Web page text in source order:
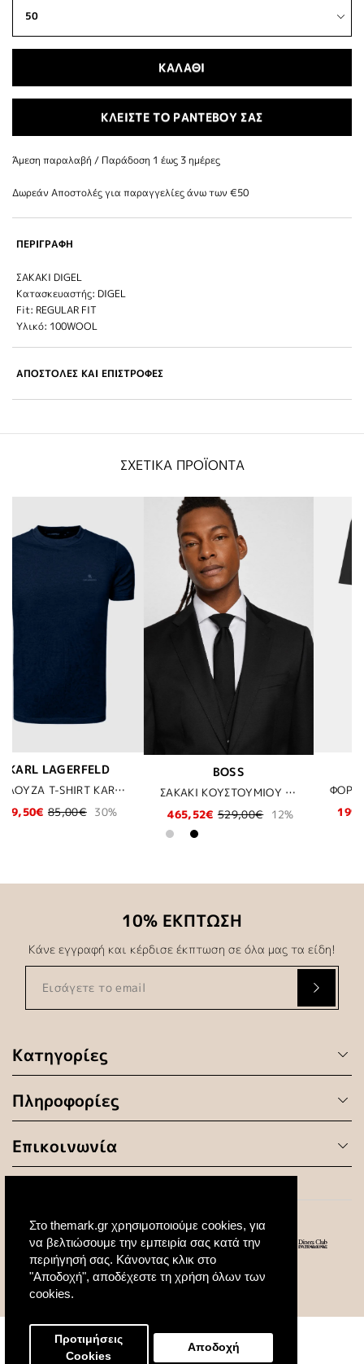
Στο themark.gr χρησιμοποιούμε cookies, για
να βελτιώσουμε την εμπειρία σας κατά την
περιήγησή σας. Κάνοντας κλικ στο
"Αποδοχή", αποδέχεστε τη χρήση όλων των
cookies.
Προτιμήσεις
Cookies
Αποδοχή
ΚΑΛΑΘΙ
ΚΛΕΙΣΤΕ ΤΟ ΡΑΝΤΕΒΟΥ ΣΑΣ
Άμεση παραλαβή / Παράδoση 1 έως 3 ημέρες
Δωρεάν Αποστολές για παραγγελίες άνω των €50
ΠΕΡΙΓΡΑΦΗ
ΣΑΚΑΚΙ DIGEL
Κατασκευαστής: DIGEL
Fit: REGULAR FIT
Υλικό: 100WOOL
ΑΠΟΣΤΟΛΕΣ ΚΑΙ ΕΠΙΣΤΡΟΦΕΣ
ΣΧΕΤΙΚΑ ΠΡΟΪΟΝΤΑ
ΣΑΚΑΚΙ ΚΟΥΣΤΟΥΜΙΟΥ BOSS - 001 ΜΑΥΡΟ
BOSS
ΦΟΡΕΜΑ BOSS - 001 ΜΑΥΡΟ
199,50€ 399,00€ 50%
KARL LAGERFELD
ΠΑΛΤΟ KARL LAGERFELD - 990 ΜΑΥΡΟ
299,50€ 599,00€ 50%
Κατηγορίες
Πληροφορίες
Επικοινωνία
10% ΕΚΠΤΩΣΗ
Κάνε εγγραφή και κέρδισε έκπτωση σε όλα μας τα είδη!
© 2020 All Rights Reserved. Created by